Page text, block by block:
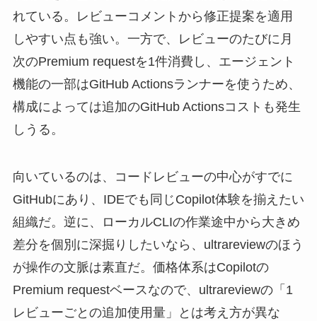
れている。レビューコメントから修正提案を適用
しやすい点も強い。一方で、レビューのたびに月
次のPremium requestを1件消費し、エージェント
機能の一部はGitHub Actionsランナーを使うため、
構成によっては追加のGitHub Actionsコストも発生
しうる。
向いているのは、コードレビューの中心がすでに
GitHubにあり、IDEでも同じCopilot体験を揃えたい
組織だ。逆に、ローカルCLIの作業途中から大きめ
差分を個別に深掘りしたいなら、ultrareviewのほう
が操作の文脈は素直だ。価格体系はCopilotの
Premium requestベースなので、ultrareviewの「1
レビューごとの追加使用量」とは考え方が異な